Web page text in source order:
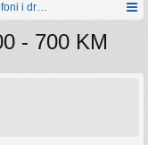
i drugi gadgeti
- 700 KM